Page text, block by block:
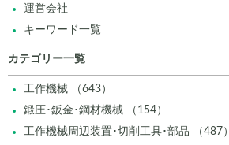
運営会社
キーワード一覧
カテゴリー一覧
工作機械 （643）
鍛圧･鈑金･鋼材機械 （154）
工作機械周辺装置･切削工具･部品 （487）